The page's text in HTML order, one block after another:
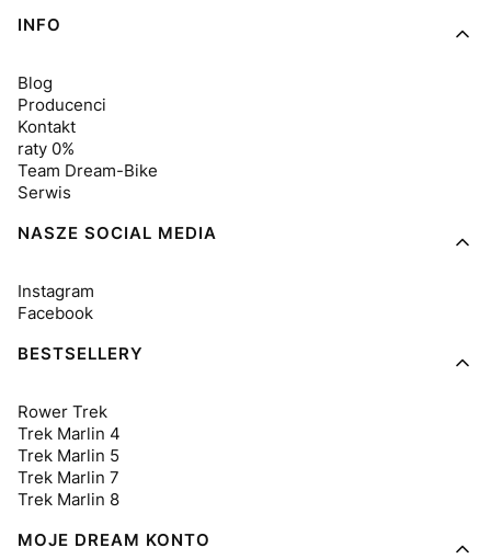
INFO
Blog
Producenci
Kontakt
raty 0%
Team Dream-Bike
Serwis
NASZE SOCIAL MEDIA
Instagram
Facebook
BESTSELLERY
Rower Trek
Trek Marlin 4
Trek Marlin 5
Trek Marlin 7
Trek Marlin 8
MOJE DREAM KONTO